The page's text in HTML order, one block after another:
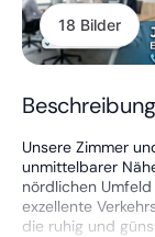
18 Bilder
Beschreibung
Unsere Zimmer
unmittelbarer
nördlichen
exzellente
die ruhig und